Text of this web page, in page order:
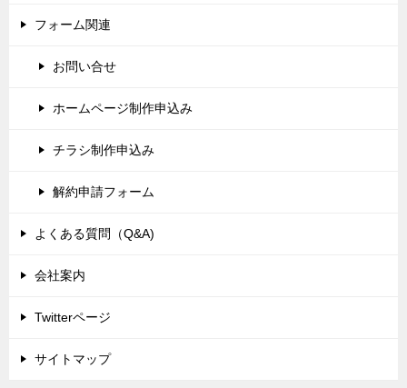
フォーム関連
お問い合せ
ホームページ制作申込み
チラシ制作申込み
解約申請フォーム
よくある質問（Q&A)
会社案内
Twitterページ
サイトマップ